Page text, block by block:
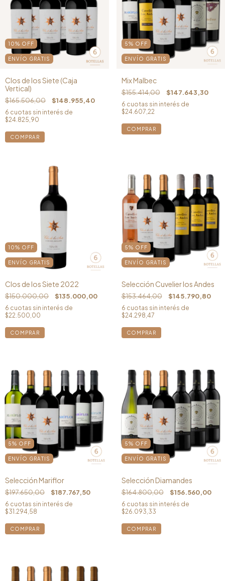
10% OFF
ENVÍO GRATIS
Clos de los Siete (Caja
Vertical)
$165.506,00 $148.955,40
6 cuotas sin interés de
$24.825,90
5% OFF
ENVÍO GRATIS
Mix Malbec
$155.414,00 $147.643,30
6 cuotas sin interés de
$24.607,22
10% OFF
ENVÍO GRATIS
Clos de los Siete 2022
$150.000,00 $135.000,00
6 cuotas sin interés de
$22.500,00
5% OFF
ENVÍO GRATIS
Selección Cuvelier los Andes
$153.464,00 $145.790,80
6 cuotas sin interés de
$24.298,47
5% OFF
ENVÍO GRATIS
Selección Mariflor
$197.650,00 $187.767,50
6 cuotas sin interés de
$31.294,58
5% OFF
ENVÍO GRATIS
Selección Diamandes
$164.800,00 $156.560,00
6 cuotas sin interés de
$26.093,33